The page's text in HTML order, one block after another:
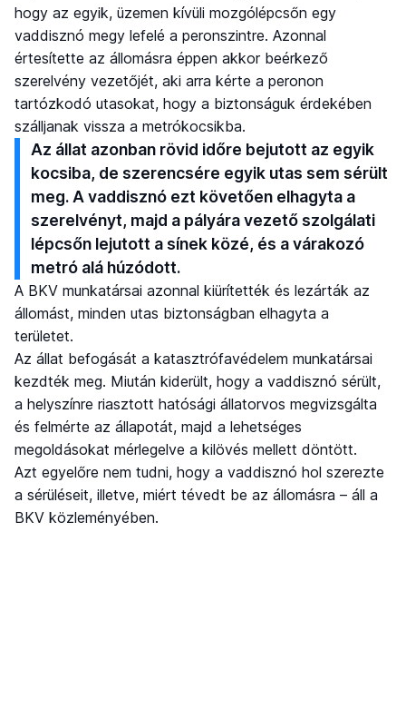
hogy az egyik, üzemen kívüli mozgólépcsőn egy
vaddisznó megy lefelé a peronszintre. Azonnal
értesítette az állomásra éppen akkor beérkező
szerelvény vezetőjét, aki arra kérte a peronon
tartózkodó utasokat, hogy a biztonságuk érdekében
szálljanak vissza a metrókocsikba.
Az állat azonban rövid időre bejutott az egyik
kocsiba, de szerencsére egyik utas sem sérült
meg. A vaddisznó ezt követően elhagyta a
szerelvényt, majd a pályára vezető szolgálati
lépcsőn lejutott a sínek közé, és a várakozó
metró alá húzódott.
A BKV munkatársai azonnal kiürítették és lezárták az
állomást, minden utas biztonságban elhagyta a
területet.
Az állat befogását a katasztrófavédelem munkatársai
kezdték meg. Miután kiderült, hogy a vaddisznó sérült,
a helyszínre riasztott hatósági állatorvos megvizsgálta
és felmérte az állapotát, majd a lehetséges
megoldásokat mérlegelve a kilövés mellett döntött.
Azt egyelőre nem tudni, hogy a vaddisznó hol szerezte
a sérüléseit, illetve, miért tévedt be az állomásra – áll a
BKV közleményében.